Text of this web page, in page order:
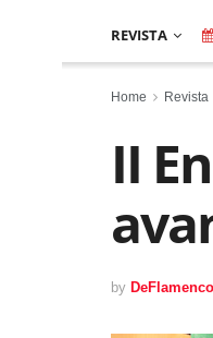
REVISTA
Home Revista
II
by DeFlamenco